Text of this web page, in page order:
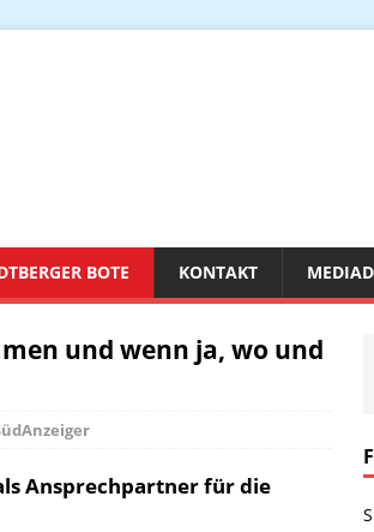
BOTE KONTAKT
und wenn ja, wo und
Ansprechpartner für die